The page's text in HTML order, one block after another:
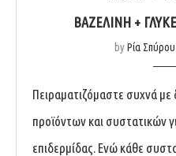
ΒΑΖΕΛΙΝΗ +
byΡία Σπύρου
Πειραματιζόμαστε συχνά
προϊόντων και συστατικών
επιδερμίδας. Ενώ κάθε